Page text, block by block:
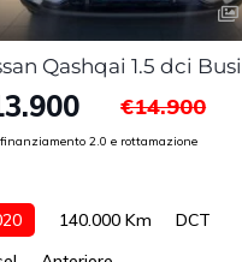
2.0 e rottamazione
€14.900
140.000 Km
DCT